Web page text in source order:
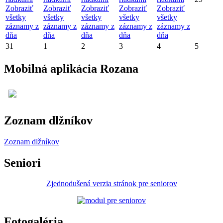
Zobraziť
všetky
záznamy z
dňa
Zobraziť
všetky
záznamy z
dňa
Zobraziť
všetky
záznamy z
dňa
Zobraziť
všetky
záznamy z
dňa
Zobraziť
všetky
záznamy z
dňa
31 1 2 3 4 5
Mobilná aplikácia Rozana
Zoznam dlžníkov
Zoznam dlžníkov
Seniori
Zjednodušená verzia stránok pre seniorov